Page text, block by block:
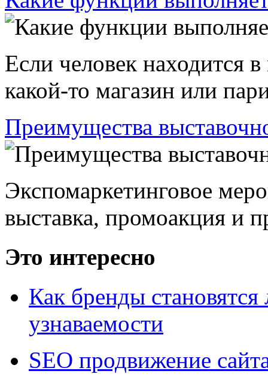
Если человек находится
какой-то магазин или
Преимущества
Экспомаркетинговое
выставка, промоакция и
Это интересно
Как бренды
узнаваемости
SEO продвижение